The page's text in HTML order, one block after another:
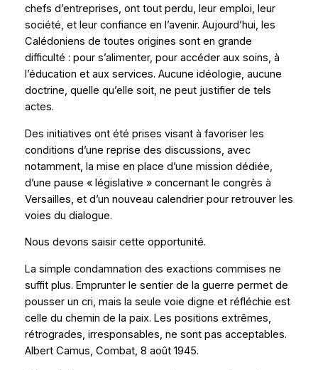
chefs d’entreprises, ont tout perdu, leur emploi, leur
société, et leur confiance en l’avenir. Aujourd’hui, les
Calédoniens de toutes origines sont en grande
difficulté : pour s’alimenter, pour accéder aux soins, à
l’éducation et aux services. Aucune idéologie, aucune
doctrine, quelle qu’elle soit, ne peut justifier de tels
actes.
Des initiatives ont été prises visant à favoriser les
conditions d’une reprise des discussions, avec
notamment, la mise en place d’une mission dédiée,
d’une pause « législative » concernant le congrès à
Versailles, et d’un nouveau calendrier pour retrouver les
voies du dialogue.
Nous devons saisir cette opportunité.
La simple condamnation des exactions commises ne
suffit plus. Emprunter le sentier de la guerre permet de
pousser un cri, mais la seule voie digne et réfléchie est
celle du chemin de la paix. Les positions extrêmes,
rétrogrades, irresponsables, ne sont pas acceptables.
Albert Camus, Combat, 8 août 1945.